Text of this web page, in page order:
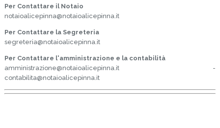
Per Contattare il Notaio
notaioalicepinna@notaioalicepinna.it
Per Contattare la Segreteria
segreteria@notaioalicepinna.it
Per Contattare l'amministrazione e la contabilità
amministrazione@notaioalicepinna.it -
contabilita@notaioalicepinna.it